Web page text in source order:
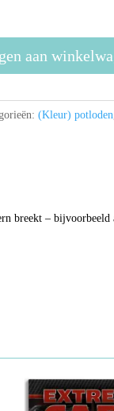
aan
(Kleur) potloden
breekt –